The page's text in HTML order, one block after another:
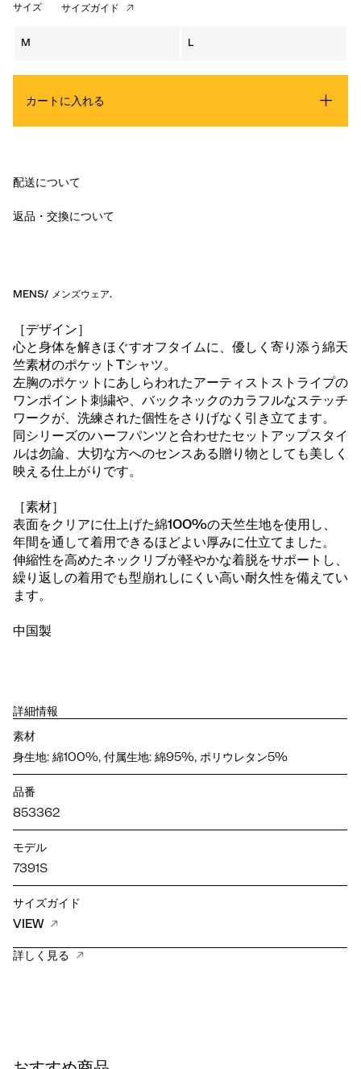
サイズ サイズガイド
M L
カートに入れる
配送について
返品・交換について
MENS/ メンズウェア.
［デザイン］
心と身体を解きほぐすオフタイムに、優しく寄り添う綿天
竺素材のポケットTシャツ。
左胸のポケットにあしらわれたアーティストストライプの
ワンポイント刺繍や、バックネックのカラフルなステッチ
ワークが、洗練された個性をさりげなく引き立てます。
同シリーズのハーフパンツと合わせたセットアップスタイ
ルは勿論、大切な方へのセンスある贈り物としても美しく
映える仕上がりです。
［素材］
表面をクリアに仕上げた綿100%の天竺生地を使用し、
年間を通して着用できるほどよい厚みに仕立てました。
伸縮性を高めたネックリブが軽やかな着脱をサポートし、
繰り返しの着用でも型崩れしにくい高い耐久性を備えてい
ます。
中国製
詳細情報
素材
身生地: 綿100%, 付属生地: 綿95%, ポリウレタン5%
品番
853362
モデル
7391S
サイズガイド
VIEW
詳しく見る